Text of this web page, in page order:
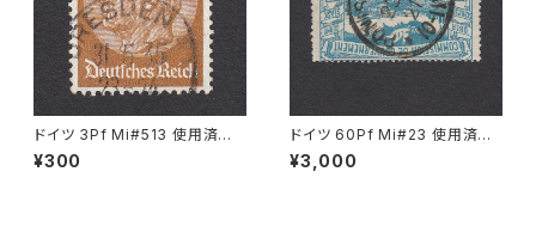
ドイツ 3Pf Mi#513 使用済み
切手｜DRESDEN 31.5.1935
¥300
ドイツ 60Pf Mi#23 使用済み
切手｜PONISCHOWITZ 22.1
1.1921
¥3,000